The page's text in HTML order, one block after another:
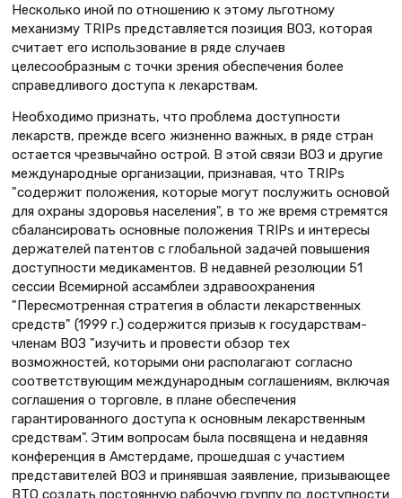
Несколько иной по отношению к этому льготному
механизму TRIPs представляется позиция ВОЗ, которая
считает его использование в ряде случаев
целесообразным с точки зрения обеспечения более
справедливого доступа к лекарствам.
Необходимо признать, что проблема доступности
лекарств, прежде всего жизненно важных, в ряде стран
остается чрезвычайно острой. В этой связи ВОЗ и другие
международные организации, признавая, что TRIPs
"содержит положения, которые могут послужить основой
для охраны здоровья населения", в то же время стремятся
сбалансировать основные положения TRIPs и интересы
держателей патентов с глобальной задачей повышения
доступности медикаментов. В недавней резолюции 51
сессии Всемирной ассамблеи здравоохранения
"Пересмотренная стратегия в области лекарственных
средств" (1999 г.) содержится призыв к государствам-
членам ВОЗ "изучить и провести обзор тех
возможностей, которыми они располагают согласно
соответствующим международным соглашениям, включая
соглашения о торговле, в плане обеспечения
гарантированного доступа к основным лекарственным
средствам". Этим вопросам была посвящена и недавняя
конференция в Амстердаме, прошедшая с участием
представителей ВОЗ и принявшая заявление, призывающее